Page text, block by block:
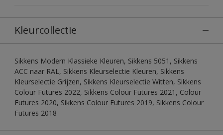
Kleurcollectie
Sikkens Modern Klassieke Kleuren, Sikkens 5051, Sikkens
ACC naar RAL, Sikkens Kleurselectie Kleuren, Sikkens
Kleurselectie Grijzen, Sikkens Kleurselectie Witten, Sikkens
Colour Futures 2022, Sikkens Colour Futures 2021, Colour
Futures 2020, Sikkens Colour Futures 2019, Sikkens Colour
Futures 2018